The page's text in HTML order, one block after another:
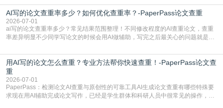
五遍还是过不了预检测的大有人在，这时候，找到靠谱的降AIGC检测率的网
站，就能少走好多弯路。PaperPass：守护学术原创性的智能伙伴AIGC生成内
容的学术合规痛点去年帮一个本科师弟改
AI写的论文查重率多少？如何优化查重率？-PaperPass论文查重
2026-07-01
ai写的论文查重率多少？常见结果范围整理！不同修改程度的AI查重论文，查重
率差异明显不少同学写论文的时候会用AI做辅助，写完之后最关心的问题就是ai
实际情况和大家想的不太一样。AI训练依赖海量公开学术文献、网络内容，生成
内容本质是按照语义概率拼接已有内容，很容易和已发布的作品撞重复，甚至会
直接引用整段已有内容，所以查重率偏高是
用AI写的论文怎么查重？专业方法帮你快速查重！-PaperPass论文查
重
2026-07-01
PaperPass：检测论文AI查重与原创性的可靠工具AI生成论文查重有哪些特殊要
求现在用AI辅助完成论文写作，已经是学生群体和科研人员中很常见的操作，不